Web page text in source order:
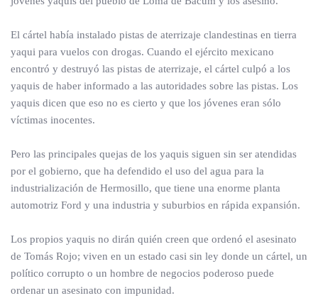
El cártel había instalado pistas de aterrizaje clandestinas en tierra
yaqui para vuelos con drogas. Cuando el ejército mexicano
encontró y destruyó las pistas de aterrizaje, el cártel culpó a los
yaquis de haber informado a las autoridades sobre las pistas. Los
yaquis dicen que eso no es cierto y que los jóvenes eran sólo
víctimas inocentes.
Pero las principales quejas de los yaquis siguen sin ser atendidas
por el gobierno, que ha defendido el uso del agua para la
industrialización de Hermosillo, que tiene una enorme planta
automotriz Ford y una industria y suburbios en rápida expansión.
Los propios yaquis no dirán quién creen que ordenó el asesinato
de Tomás Rojo; viven en un estado casi sin ley donde un cártel, un
político corrupto o un hombre de negocios poderoso puede
ordenar un asesinato con impunidad.